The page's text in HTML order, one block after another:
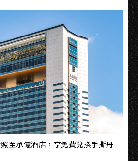
至承億酒店，享免費兌換手撕丹